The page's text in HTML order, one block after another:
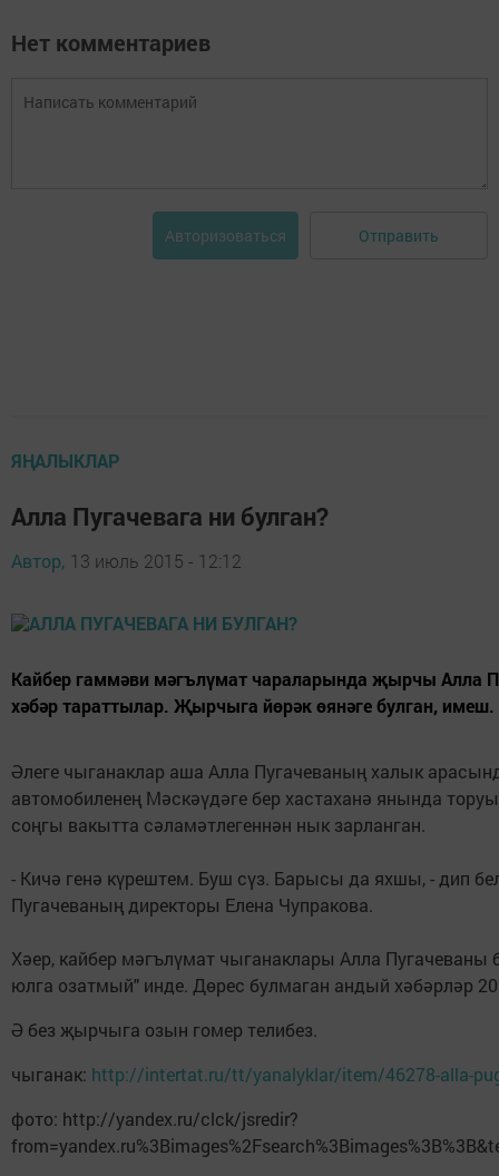
Нет комментариев
Авторизоваться Отправить
ЯҢАЛЫКЛАР
Алла Пугачевага ни булган?
Автор, 13 июль 2015 - 12:12
Кайбер гаммәви мәгълүмат чараларында җырчы Алла
хәбәр тараттылар. Җырчыга йөрәк өянәге булган, имеш.
Әлеге чыганаклар аша Алла Пугачеваның халык
автомобиленең Мәскәүдәге бер хастаханә янында
соңгы вакытта сәламәтлегеннән нык зарланган.
- Кичә генә күрештем. Буш сүз. Барысы да яхшы, - дип
Пугачеваның директоры Елена Чупракова.
Хәер, кайбер мәгълүмат чыганаклары Алла Пугачеваны
юлга озатмый" инде. Дөрес булмаган андый хәбәрләр
Ә без җырчыга озын гомер телибез.
чыганак: http://intertat.ru/tt/yanalyklar/item/46278-alla-
фото: http://yandex.ru/clck/jsredir?